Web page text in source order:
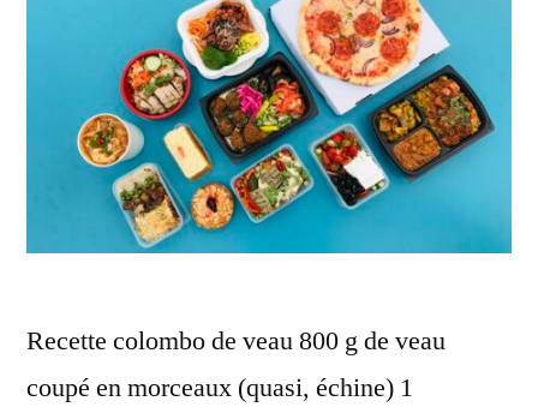
Recette colombo de veau 800 g de veau
coupé en morceaux (quasi, échine) 1